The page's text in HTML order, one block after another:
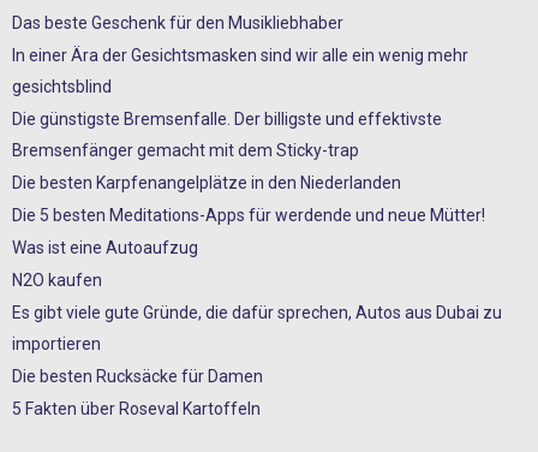
Das beste Geschenk für den Musikliebhaber
In einer Ära der Gesichtsmasken sind wir alle ein wenig mehr
gesichtsblind
Die günstigste Bremsenfalle. Der billigste und effektivste
Bremsenfänger gemacht mit dem Sticky-trap
Die besten Karpfenangelplätze in den Niederlanden
Die 5 besten Meditations-Apps für werdende und neue Mütter!
Was ist eine Autoaufzug
N2O kaufen
Es gibt viele gute Gründe, die dafür sprechen, Autos aus Dubai zu
importieren
Die besten Rucksäcke für Damen
5 Fakten über Roseval Kartoffeln